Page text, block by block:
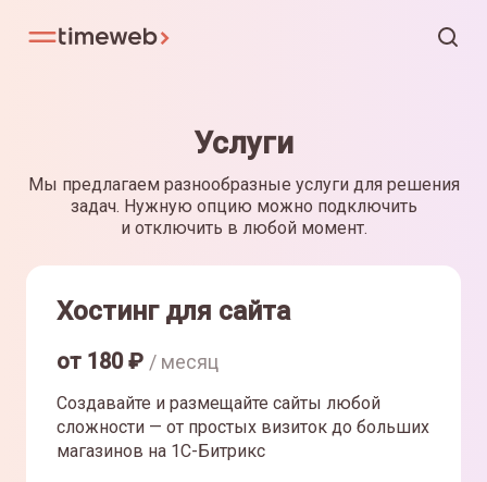
Услуги
Мы предлагаем разнообразные услуги для решения
задач. Нужную опцию можно подключить
и отключить в любой момент.
Хостинг для сайта
от 180₽ / месяц
Создавайте и размещайте сайты любой
сложности — от простых визиток до больших
магазинов на 1С-Битрикс